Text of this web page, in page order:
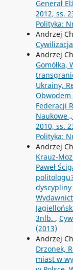
Generał
2012, ss.
Polityka:
Andrzej
Andrzej
Gomółka,
Ukrainy,
Federacji
Naukowe
2010, ss.
Polityka:
Andrzej
Krauz-
Paweł
dyscypliny
3nlb. ,
(2013)
Andrzej
Drzonek,
miast w